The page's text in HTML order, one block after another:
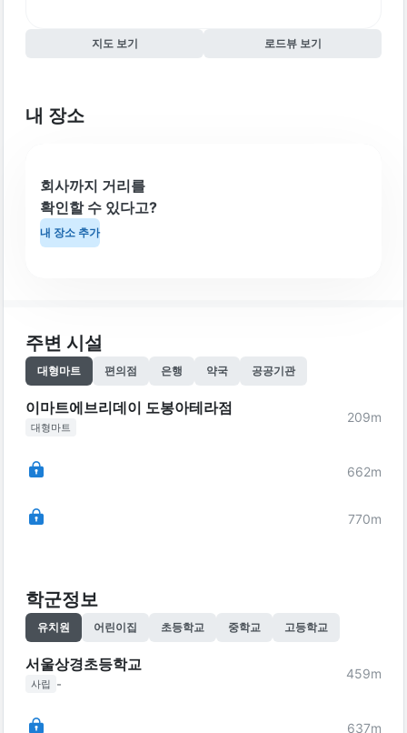
지도 보기 로드뷰 보기
내 장소
회사까지 거리를
확인할 수 있다고?
내 장소 추가
주변 시설
대형마트 편의점 은행 약국 공공기관
이마트에브리데이 도봉아테라점
대형마트
209m
662m
770m
학군정보
유치원 어린이집 초등학교 중학교 고등학교
서울상경초등학교
사립 -
459m
637m